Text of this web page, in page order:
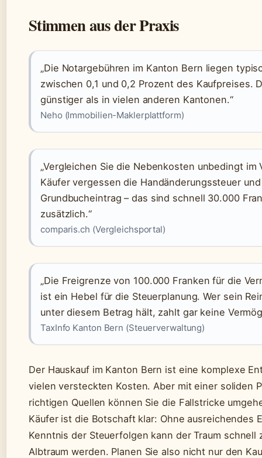
Stimmen aus der Praxis
„Die Notargebühren im Kanton Bern liegen
zwischen 0,1 und 0,2 Prozent des Kaufpreises.
günstiger als in vielen anderen Kantonen.“
Neho (Immobilien-Maklerplattform)
„Vergleichen Sie die Nebenkosten unbedingt im
Käufer vergessen die Handänderungssteuer
Grundbucheintrag – das sind schnell 30.000
zusätzlich.“
comparis.ch (Vergleichsportal)
„Die Freigrenze von 100.000 Franken für die
ist ein Hebel für die Steuerplanung. Wer sein
unter diesem Betrag hält, zahlt gar keine
TaxInfo Kanton Bern (Steuerverwaltung)
Der Hauskauf im Kanton Bern ist eine komplexe
vielen versteckten Kosten. Aber mit einer soliden
richtigen Quellen können Sie die Fallstricke
Käufer ist die Botschaft klar: Ohne ausreichendes
Kenntnis der Steuerfolgen kann der Traum schnell
Albtraum werden. Planen Sie also nicht nur den